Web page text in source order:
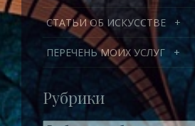
СТАТЬИ ОБ ИСКУССТВЕ +
ПЕРЕЧЕНЬ МОИХ УСЛУГ +
Рубрики